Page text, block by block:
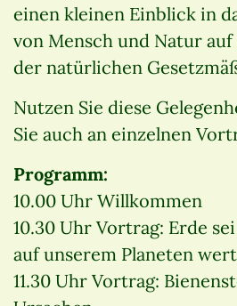
einen kleinen Einblick in
von Mensch und Natur
der natürlichen
Nutzen Sie diese
Sie auch an einzelnen
Programm:
10.00 Uhr Willkommen
10.30 Uhr Vortrag: Erde
auf unserem Planeten
11.30 Uhr Vortrag: